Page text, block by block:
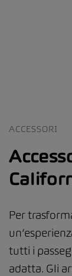
ACCESSORI
Per
tutti i
adatta. Gli